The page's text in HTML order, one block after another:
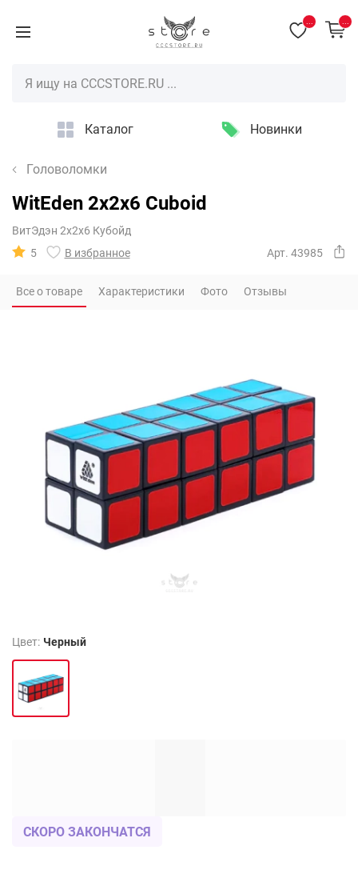
Каталог Новинки
Головоломки
WitEden 2x2x6 Cuboid
ВитЭдэн 2х2х6 Кубойд
5
В избранное Арт. 43985
Все о товаре Характеристики Фото Отзывы
Цвет: Черный
СКОРО ЗАКОНЧАТСЯ